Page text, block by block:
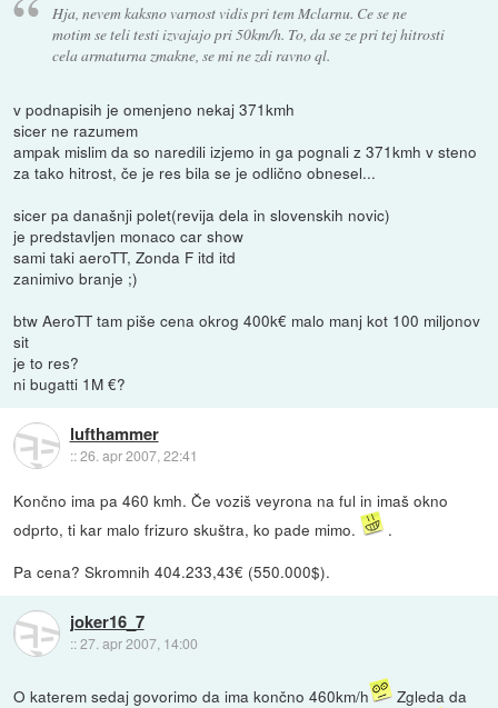
Hja, nevem kaksno varnost vidis pri tem Mclarnu. Ce se ne
motim se teli testi izvajajo pri 50km/h. To, da se ze pri tej hitrosti
cela armaturna zmakne, se mi ne zdi ravno ql.
v podnapisih je omenjeno nekaj 371kmh
sicer ne razumem
ampak mislim da so naredili izjemo in ga pognali z 371kmh v steno
za tako hitrost, če je res bila se je odlično obnesel...
sicer pa današnji polet(revija dela in slovenskih novic)
je predstavljen monaco car show
sami taki aeroTT, Zonda F itd itd
zanimivo branje ;)
btw AeroTT tam piše cena okrog 400k€ malo manj kot 100 miljonov
sit
je to res?
ni bugatti 1M €?
lufthammer
::26. apr 2007, 22:41
Končno ima pa 460 kmh. Če voziš veyrona na ful in imaš okno
odprto, ti kar malo frizuro skuštra, ko pade mimo.
.
Pa cena? Skromnih 404.233,43€ (550.000$).
joker16_7
::27. apr 2007, 14:00
O katerem sedaj govorimo da ima končno 460km/h
Zgleda da